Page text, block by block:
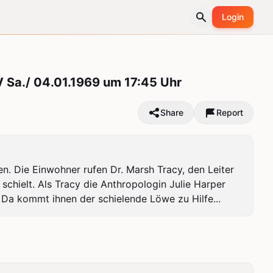
Login
04.01.1969 um 17:45 Uhr
Share Report
Die Einwohner rufen Dr. Marsh Tracy, den Leiter
Als Tracy die Anthropologin Julie Harper
kommt ihnen der schielende Löwe zu Hilfe...